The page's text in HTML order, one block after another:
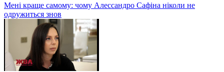
Мені краще самому: чому Алессандро Сафіна ніколи не
одружиться знов